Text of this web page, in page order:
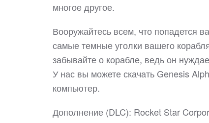
многое другое.
Вооружайтесь всем, что попадется
самые темные уголки вашего
забывайте о корабле, ведь он
У нас вы можете скачать Genesis
компьютер.
Дополнение (DLC): Rocket Star